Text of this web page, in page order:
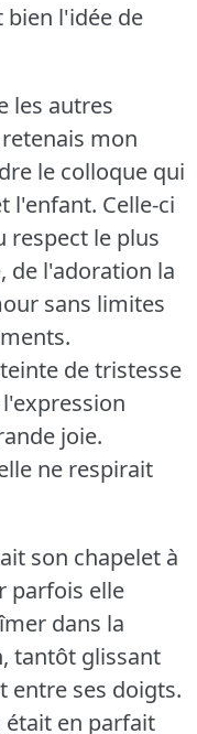
bien l'idée de
les autres
mon
le colloque qui
l'enfant. Celle-ci
respect le plus
de l'adoration la
sans limites
de tristesse
joie.
ne respirait
son chapelet à
parfois elle
dans la
tantôt glissant
entre ses doigts.
était en parfait